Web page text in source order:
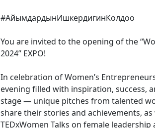
#АйымдардынИшкердигинКолдоо
You are invited to the opening of the
2024” EXPO!
In celebration of Women’s
evening filled with inspiration, success,
stage — unique pitches from talented
share their stories and achievements,
TEDxWomen Talks on female